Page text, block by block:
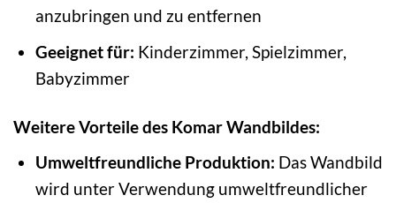
anzubringen und zu entfernen
Geeignet für: Kinderzimmer, Spielzimmer,
Babyzimmer
Weitere Vorteile des Komar Wandbildes:
Umweltfreundliche Produktion: Das Wandbild
wird unter Verwendung umweltfreundlicher